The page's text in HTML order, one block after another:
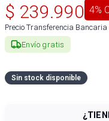
$ 239.990 4%
Precio Transferencia Bancaria
Envío gratis
Sin stock disponible